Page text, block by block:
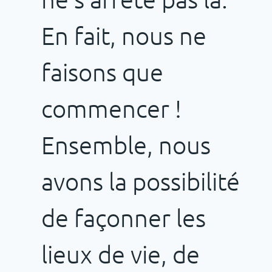
En fait, nous ne
faisons que
commencer !
Ensemble, nous
avons la possibilité
de façonner les
lieux de vie, de